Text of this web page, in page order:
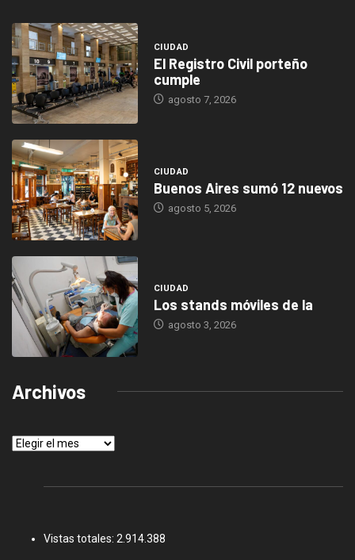
CIUDAD
El Registro Civil porteño
cumple
agosto 7, 2026
CIUDAD
Buenos Aires sumó 12 nuevos
agosto 5, 2026
CIUDAD
Los stands móviles de la
agosto 3, 2026
Archivos
Archivos
Vistas totales: 2.914.388